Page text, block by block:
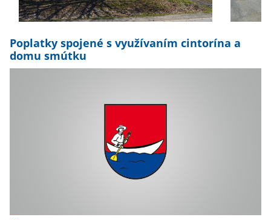
Poplatky spojené s využívaním cintorína a
domu smútku